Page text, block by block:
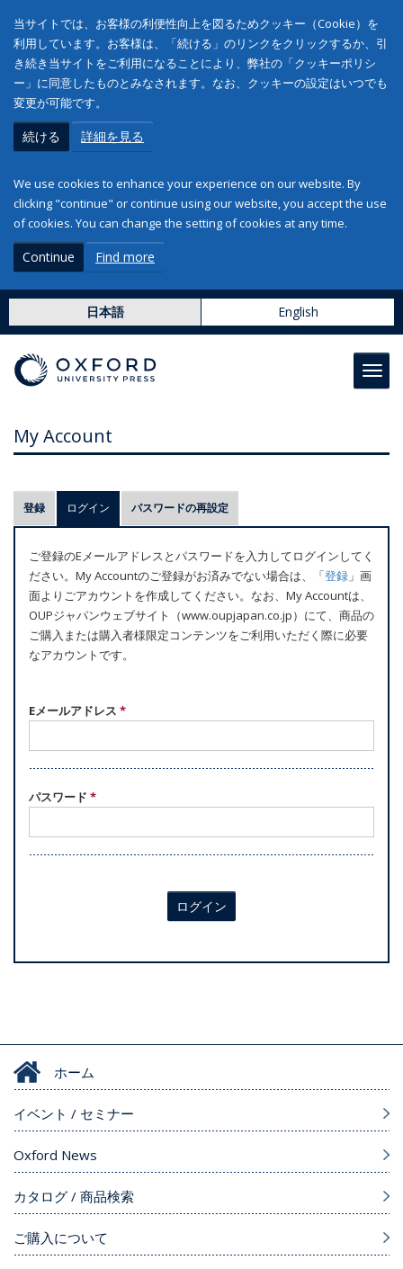
当サイトでは、お客様の利便性向上を図るためクッキー（Cookie）を
利用しています。お客様は、「続ける」のリンクをクリックするか、引
き続き当サイトをご利用になることにより、弊社の「クッキーポリシ
ー」に同意したものとみなされます。なお、クッキーの設定はいつでも
変更が可能です。
続ける 詳細を見る
We use cookies to enhance your experience on our website. By
clicking "continue" or continue using our website, you accept the use
of cookies. You can change the setting of cookies at any time.
Continue Find more
日本語 English
My Account
プ
ラ
マ
リ
ー
タ
ブ
登録 ログイン (アクティブなタブ)
パスワードの再設定
ご登録のEメールアドレスとパスワードを入力してログインしてく
ださい。My Accountのご登録がお済みでない場合は、「登録 」画
面よりごアカウントを作成してください。なお、My Accountは、
OUPジャパンウェブサイト（www.oupjapan.co.jp）にて、商品の
ご購入または購入者様限定コンテンツをご利用いただく際に必要
なアカウントです。
Eメールアドレス *
パスワード *
ログイン
ホーム
イベント / セミナー
Oxford News
カタログ / 商品検索
ご購入について